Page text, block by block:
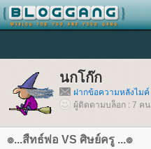
นกโก๊ก
ฝากข้อความหลังไมค์
ผู้ติดตามบล็อก : 7 คน
๏...สืทธ์พ่อ VS ศิษย์ครู ...๏